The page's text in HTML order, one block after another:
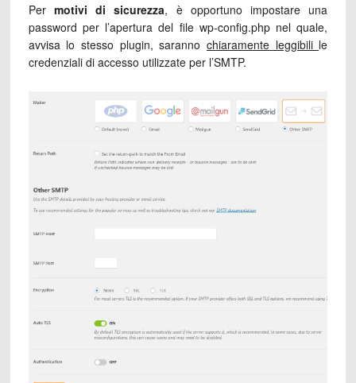
Permotivi di sicurezza, è opportuno impostare una
password per l’apertura del file wp-config.php nel quale,
avvisa lo stesso plugin, saranno chiaramente leggibili le
credenziali di accesso utilizzate per l’SMTP.